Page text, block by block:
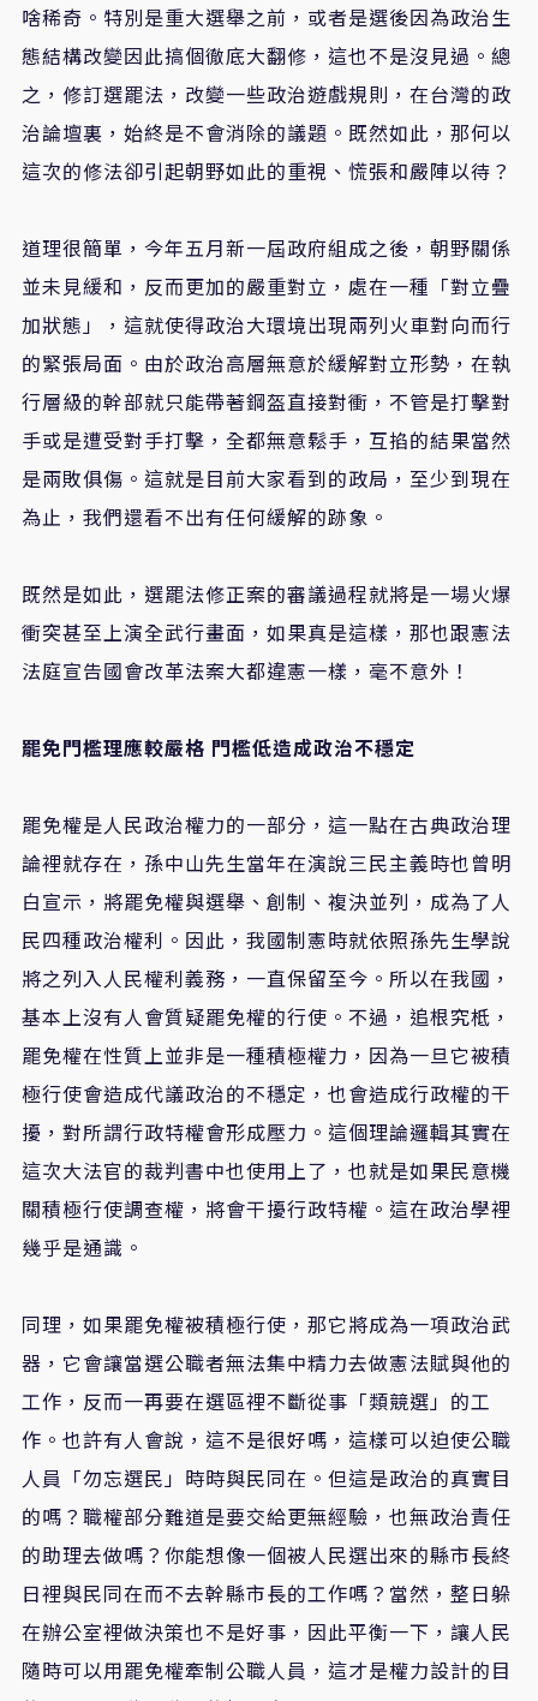
啥稀奇。特別是重大選舉之前，或者是選後因為政治生
態結構改變因此搞個徹底大翻修，這也不是沒見過。總
之，修訂選罷法，改變一些政治遊戲規則，在台灣的政
治論壇裏，始終是不會消除的議題。既然如此，那何以
這次的修法卻引起朝野如此的重視、慌張和嚴陣以待？
道理很簡單，今年五月新一屆政府組成之後，朝野關係
並未見緩和，反而更加的嚴重對立，處在一種「對立疊
加狀態」，這就使得政治大環境出現兩列火車對向而行
的緊張局面。由於政治高層無意於緩解對立形勢，在執
行層級的幹部就只能帶著鋼盔直接對衝，不管是打擊對
手或是遭受對手打擊，全都無意鬆手，互掐的結果當然
是兩敗俱傷。這就是目前大家看到的政局，至少到現在
為止，我們還看不出有任何緩解的跡象。
既然是如此，選罷法修正案的審議過程就將是一場火爆
衝突甚至上演全武行畫面，如果真是這樣，那也跟憲法
法庭宣告國會改革法案大都違憲一樣，毫不意外！
罷免門檻理應較嚴格 門檻低造成政治不穩定
罷免權是人民政治權力的一部分，這一點在古典政治理
論裡就存在，孫中山先生當年在演說三民主義時也曾明
白宣示，將罷免權與選舉、創制、複決並列，成為了人
民四種政治權利。因此，我國制憲時就依照孫先生學說
將之列入人民權利義務，一直保留至今。所以在我國，
基本上沒有人會質疑罷免權的行使。不過，追根究柢，
罷免權在性質上並非是一種積極權力，因為一旦它被積
極行使會造成代議政治的不穩定，也會造成行政權的干
擾，對所謂行政特權會形成壓力。這個理論邏輯其實在
這次大法官的裁判書中也使用上了，也就是如果民意機
關積極行使調查權，將會干擾行政特權。這在政治學裡
幾乎是通識。
同理，如果罷免權被積極行使，那它將成為一項政治武
器，它會讓當選公職者無法集中精力去做憲法賦與他的
工作，反而一再要在選區裡不斷從事「類競選」的工
作。也許有人會說，這不是很好嗎，這樣可以迫使公職
人員「勿忘選民」時時與民同在。但這是政治的真實目
的嗎？職權部分難道是要交給更無經驗，也無政治責任
的助理去做嗎？你能想像一個被人民選出來的縣市長終
日裡與民同在而不去幹縣市長的工作嗎？當然，整日躲
在辦公室裡做決策也不是好事，因此平衡一下，讓人民
隨時可以用罷免權牽制公職人員，這才是權力設計的目